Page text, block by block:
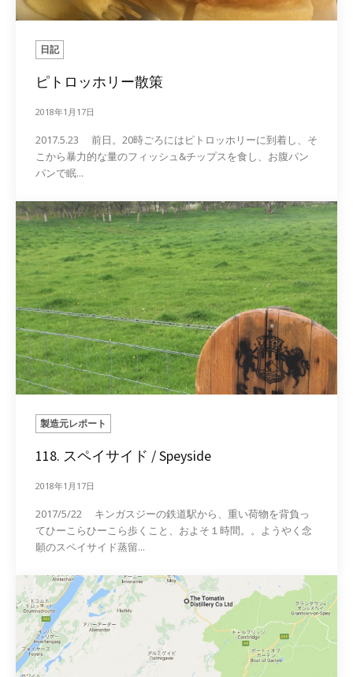
日記
ピトロッホリー散策
2018年1月17日
2017.5.23 前日。20時ごろにはピトロッホリーに到着し、そ
こから暴力的な量のフィッシュ&チップスを食し、お腹パン
パンで眠...
製造元レポート
118. スペイサイド / Speyside
2018年1月17日
2017/5/22 キンガスジーの鉄道駅から、重い荷物を背負っ
てひーこらひーこら歩くこと、およそ１時間。。ようやく念
願のスペイサイド蒸留...